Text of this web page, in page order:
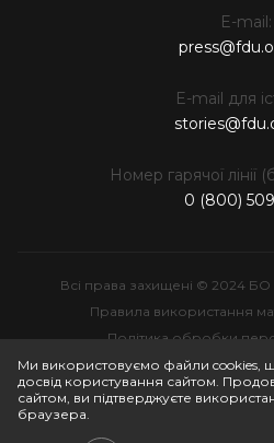
E-mail:
E-mail для
Номер гарячої лінії
0 (800)
Всі права захищені © 2024
Правила використання
Політика обробки
Інтелектуальна
Ми використовуємо файли cookies,
досвід користування сайтом.
сайтом, ви підтверджуєте
браузера.